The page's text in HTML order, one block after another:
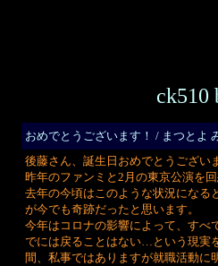
ck510
おめでとうございます！ / まつとよ
後藤さん、誕生日おめでとうござい
昨年のファンミと2月の東京公演を
去年の今頃はこのような状況になる
が今でも奇跡だったと思います。
今年はコロナの影響によって、すべ
でには戻ることはない…という現実
間、私事ではありますが就職活動に